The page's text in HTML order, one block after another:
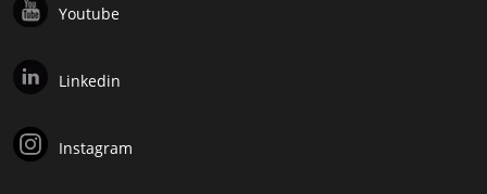
Youtube
Linkedin
Instagram